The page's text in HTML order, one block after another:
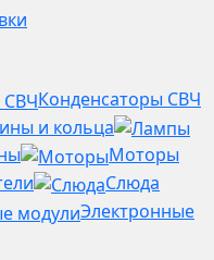
Конденсаторы СВЧ
и кольца
Моторы
Слюда
Электронные